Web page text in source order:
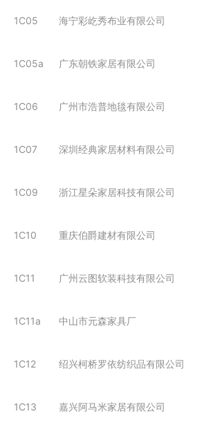
1C05 海宁彩屹秀布业有限公司
1C05a 广东朝铁家居有限公司
1C06 广州市浩普地毯有限公司
1C07 深圳经典家居材料有限公司
1C09 浙江星朵家居科技有限公司
1C10 重庆伯爵建材有限公司
1C11 广州云图软装科技有限公司
1C11a 中山市元森家具厂
1C12 绍兴柯桥罗依纺织品有限公司
1C13 嘉兴阿马米家居有限公司